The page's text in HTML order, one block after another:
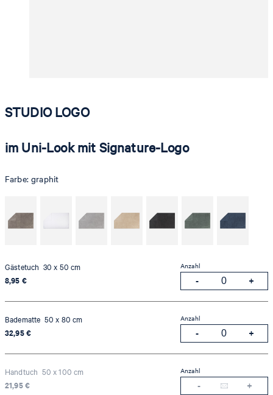
STUDIO LOGO
im Uni-Look mit Signature-Logo
Farbe:graphit
Gästetuch 30 x 50 cm
8,95 €
Anzahl
Badematte 50 x 80 cm
32,95 €
Anzahl
Handtuch 50 x 100 cm
21,95 €
Anzahl